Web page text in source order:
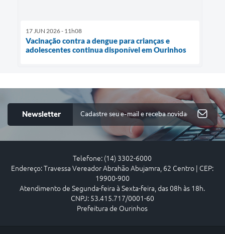
17 JUN 2026 - 11h08
Vacinação contra a dengue para crianças e
adolescentes continua disponível em Ourinhos
Newsletter
Telefone: (14) 3302-6000
Endereço: Travessa Vereador Abrahão Abujamra, 62 Centro | CEP:
19900-900
Atendimento de Segunda-feira à Sexta-feira, das 08h às 18h.
CNPJ: 53.415.717/0001-60
Prefeitura de Ourinhos